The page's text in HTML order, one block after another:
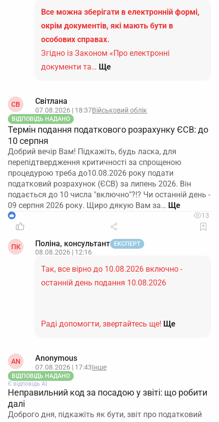
Все можна зберігати в електронній формі,
окрім документів, які мають бути в
особових справах.
Згідно із Законом «Про електронні
документи та… Ще
СВ Світлана
07.08.2026 | 18:37Військовий облік
ВІДПОВІДЬ НАДАНО
Термін подання податкового розрахунку ЄСВ: до
10 серпня
Добрий вечір Вам! Підкажіть, будь ласка, для
перепідтвердження критичності за спрощеною
процедурою треба до10.08.2026 року подати
податковий розрахунок (ЄСВ) за липень 2026. Він
подається до 10 числа "включно"?!? Чи останній день -
09 серпня 2026 року. Щиро дякую Вам за…
1 13
ПК Поліна, консультант ЕКСПЕРТ
08.08.2026 | 12:16
Так, все вірно до 10.08.2026 включно -
останній день подання 10.08.2026
Раді допомогти, звертайтесь ще! Ще
AN Anonymous
07.08.2026 | 17:43Інше
ВІДПОВІДЬ НАДАНО
Є відповідь АІ
Неправильний код за посадою у звіті: що робити
далі
Доброго дня, підкажіть як бути, звіт про податковий